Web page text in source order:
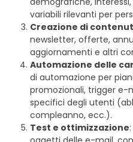
variabili rilevanti per
Creazione di
newsletter, offerte,
aggiornamenti e altri
Automazione delle
di automazione per
promozionali, trigger
specifici degli utenti
compleanno, ecc.).
Test e ottimizzazione